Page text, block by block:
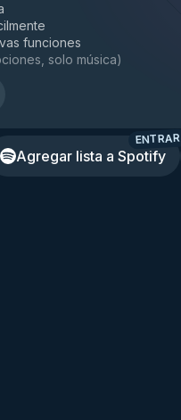
funciones
solo música)
Agregar lista a Spotify
ENTRAR